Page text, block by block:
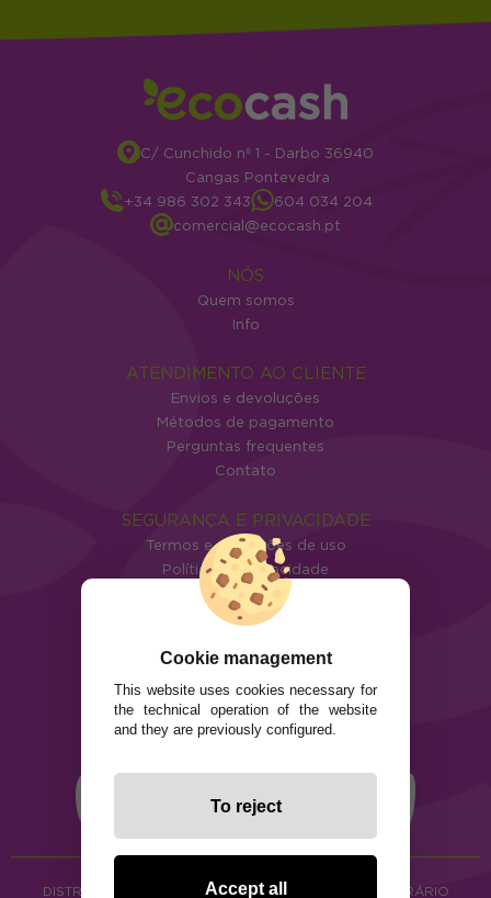
C/ Cunchido nº 1 - Darbo 36940
Cangas Pontevedra
+34 986 302 343
604 034 204
comercial@ecocash.pt
NÓS
Quem somos
Info
ATENDIMENTO AO CLIENTE
Envios e devoluções
Métodos de pagamento
Perguntas frequentes
Contato
SEGURANÇA E PRIVACIDADE
Termos e condições de uso
Política de privacidade
Política de cookies
DISTRIBUIÇÃO DE ALIMENTOS ORGÂNICOS E HERBORÁRIO
Cookie management
This website uses cookies necessary for
the technical operation of the website
and they are previously configured.
To reject
Accept all